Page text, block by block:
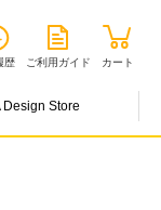
歴 ご利用ガイド カート
Design Store